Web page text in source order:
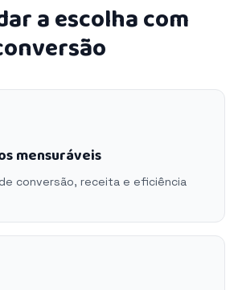
a escolha com
mensuráveis
conversão, receita e eficiência